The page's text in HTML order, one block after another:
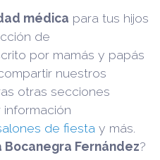
médica para tus hijos
de
por mamás y papás
nuestros
otras secciones
de fiesta y más.
Bocanegra Fernández?